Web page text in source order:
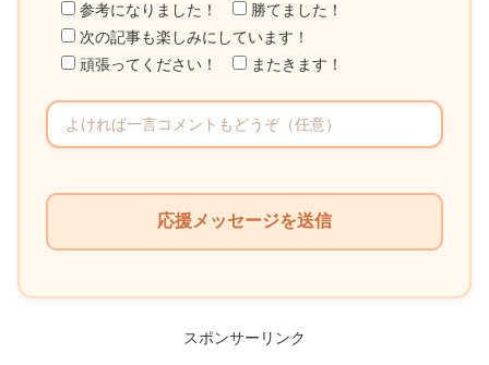
参考になりました！
勝てました！
次の記事も楽しみにしています！
頑張ってください！
またきます！
フ
ー
スポンサーリンク